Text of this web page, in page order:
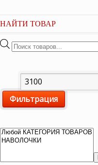
НАЙТИ ТОВАР
Поиск
Минимальная
цена
Фильтрация